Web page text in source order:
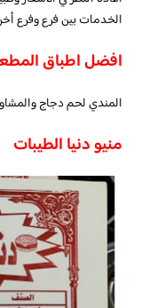
الخدمات بين فرع وفرع
افضل اطباق
المندي لحم دجاج
منيو دنيا الطيبات